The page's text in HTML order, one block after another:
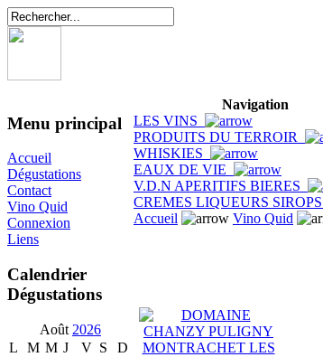
Menu principal
Accueil
Dégustations
Contact
Vino Quid
Connexion
Liens
Calendrier
Dégustations
Août 2026
L
M M J V S
D
Navigation
LES VINS
PRODUITS DU TERROIR
WHISKIES
EAUX DE VIE
V.D.N APERITIFS BIERES
CREMES LIQUEURS SIROPS
Accueil
Vino Quid